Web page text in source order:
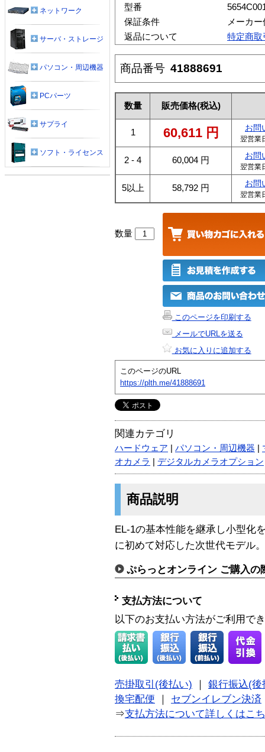
型番
保証条件
メーカ
返品について
特定商取
商品番号 41888691
数量 販売価格(税込)
1 60,611 円 お問
翌営業
2 - 4 60,004 円 お問
翌営業
5以上 58,792 円 お問
翌営業
数量
このページを印刷する
メールでURLを送る
お気に入りに追加する
このページのURL
https://plth.me/41888691
関連カテゴリ
ハードウェア パソコン・周辺機器
オカメラ
デジタルカメラオプション
商品説明
EL-1の基本性能を継承し小型化
に初めて対応した次世代モデル。
ぷらっとオンライン ご購入の
支払方法について
以下のお支払い方法がご利用で
売掛取引(後払い)
銀行振込(後
換宅配便
セブンイレブン決済
⇒支払方法について詳しくはこ
ネットワーク
サーバ・ストレージ
パソコン・周辺機器
PCパーツ
サプライ
ソフト・ライセンス